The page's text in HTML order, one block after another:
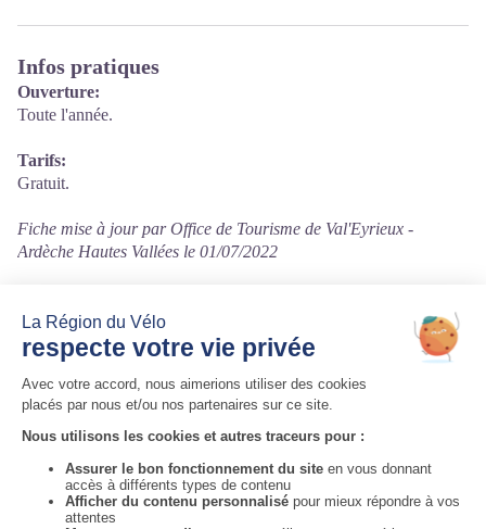
Infos pratiques
Ouverture:
Toute l'année.
Tarifs:
Gratuit.
Fiche mise à jour par Office de Tourisme de Val'Eyrieux -
Ardèche Hautes Vallées le 01/07/2022
Contact
07310 Saint-Martin-de-Valamas
Courriel:
accueil@valeyrieux.fr